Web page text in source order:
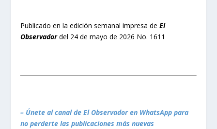
Publicado en la edición semanal impresa deEl
Observadordel 24 de mayo de 2026 No. 1611
– Únete al canal de El Observador en WhatsApp para
no perderte las publicaciones más nuevas